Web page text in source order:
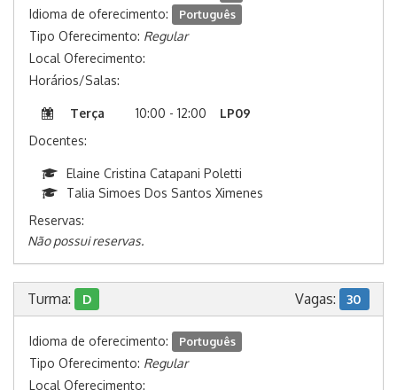
Idioma de oferecimento: Português
Tipo Oferecimento: Regular
Local Oferecimento:
Horários/Salas:
Terça 10:00 - 12:00
LP09
Docentes:
Elaine Cristina Catapani Poletti
Talia Simoes Dos Santos Ximenes
Reservas:
Não possui reservas.
Turma: D Vagas: 30
Idioma de oferecimento: Português
Tipo Oferecimento: Regular
Local Oferecimento: